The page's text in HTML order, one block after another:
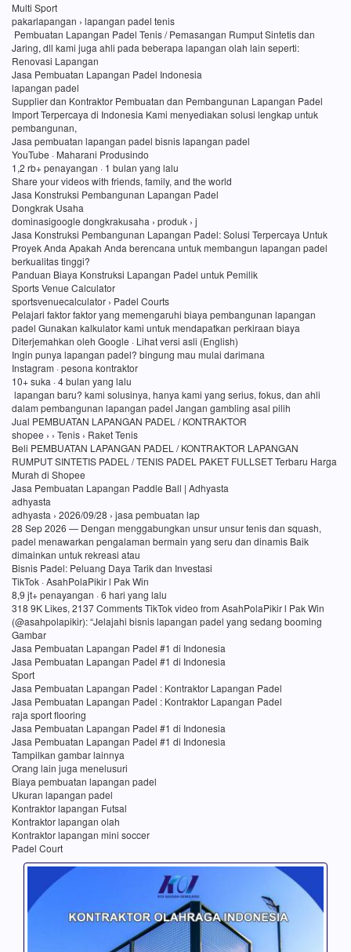
Multi Sport
pakarlapangan › lapangan padel tenis
Pembuatan Lapangan Padel Tenis / Pemasangan Rumput Sintetis dan
Jaring, dll kami juga ahli pada beberapa lapangan olah lain seperti:
Renovasi Lapangan
Jasa Pembuatan Lapangan Padel Indonesia
lapangan padel
Supplier dan Kontraktor Pembuatan dan Pembangunan Lapangan Padel
Import Terpercaya di Indonesia Kami menyediakan solusi lengkap untuk
pembangunan,
Jasa pembuatan lapangan padel bisnis lapangan padel
YouTube · Maharani Produsindo
1,2 rb+ penayangan · 1 bulan yang lalu
Share your videos with friends, family, and the world
Jasa Konstruksi Pembangunan Lapangan Padel
Dongkrak Usaha
dominasigoogle dongkrakusaha › produk › j
Jasa Konstruksi Pembangunan Lapangan Padel: Solusi Terpercaya Untuk
Proyek Anda Apakah Anda berencana untuk membangun lapangan padel
berkualitas tinggi?
Panduan Biaya Konstruksi Lapangan Padel untuk Pemilik
Sports Venue Calculator
sportsvenuecalculator › Padel Courts
Pelajari faktor faktor yang memengaruhi biaya pembangunan lapangan
padel Gunakan kalkulator kami untuk mendapatkan perkiraan biaya
Diterjemahkan oleh Google · Lihat versi asli (English)
Ingin punya lapangan padel? bingung mau mulai darimana
Instagram · pesona kontraktor
10+ suka · 4 bulan yang lalu
lapangan baru? kami solusinya, hanya kami yang serius, fokus, dan ahli
dalam pembangunan lapangan padel Jangan gambling asal pilih
Jual PEMBUATAN LAPANGAN PADEL / KONTRAKTOR
shopee › › Tenis › Raket Tenis
Beli PEMBUATAN LAPANGAN PADEL / KONTRAKTOR LAPANGAN
RUMPUT SINTETIS PADEL / TENIS PADEL PAKET FULLSET Terbaru Harga
Murah di Shopee
Jasa Pembuatan Lapangan Paddle Ball | Adhyasta
adhyasta
adhyasta › 2026/09/28 › jasa pembuatan lap
28 Sep 2026 — Dengan menggabungkan unsur unsur tenis dan squash,
padel menawarkan pengalaman bermain yang seru dan dinamis Baik
dimainkan untuk rekreasi atau
Bisnis Padel: Peluang Daya Tarik dan Investasi
TikTok · AsahPolaPikir l Pak Win
8,9 jt+ penayangan · 6 hari yang lalu
318 9K Likes, 2137 Comments TikTok video from AsahPolaPikir l Pak Win
(@asahpolapikir): “Jelajahi bisnis lapangan padel yang sedang booming
Gambar
Jasa Pembuatan Lapangan Padel #1 di Indonesia
Jasa Pembuatan Lapangan Padel #1 di Indonesia
Sport
Jasa Pembuatan Lapangan Padel : Kontraktor Lapangan Padel
Jasa Pembuatan Lapangan Padel : Kontraktor Lapangan Padel
raja sport flooring
Jasa Pembuatan Lapangan Padel #1 di Indonesia
Jasa Pembuatan Lapangan Padel #1 di Indonesia
Tampilkan gambar lainnya
Orang lain juga menelusuri
Biaya pembuatan lapangan padel
Ukuran lapangan padel
Kontraktor lapangan Futsal
Kontraktor lapangan olah
Kontraktor lapangan mini soccer
Padel Court